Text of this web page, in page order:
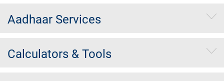
Aadhaar Services
Calculators & Tools